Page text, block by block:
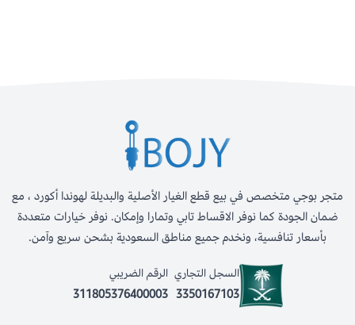
متجر بوجي متخصص في بيع قطع الغيار الأصلية والبديلة لهوندا أكورد ، مع
ضمان الجودة كما نوفر الاقساط تابي وتمارا وإمكان. نوفر خيارات متعددة
بأسعار تنافسية، ونخدم جميع مناطق السعودية بشحن سريع وآمن.
السجل التجاري
3350167103
الرقم الضريبي
311805376400003